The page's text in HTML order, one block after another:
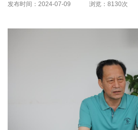
发布时间：2024-07-09 浏览：8130次